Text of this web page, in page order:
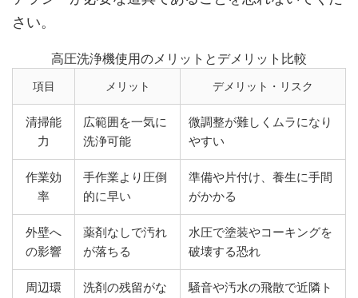
さい。
高圧洗浄機使用のメリットとデメリット比較
項目 メリット デメリット・リスク
清掃能
力
広範囲を一気に
洗浄可能
微調整が難しくムラになり
やすい
作業効
率
手作業より圧倒
的に早い
準備や片付け、養生に手間
がかかる
外壁へ
の影響
薬剤なしで汚れ
が落ちる
水圧で塗装やコーキングを
破壊する恐れ
周辺環
洗剤の残留がな
騒音や汚水の飛散で近隣ト